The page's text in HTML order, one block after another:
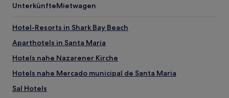
UnterkünfteMietwagen
Hotel-Resorts in Shark Bay Beach
Aparthotels in Santa Maria
Hotels nahe Nazarener Kirche
Hotels nahe Mercado municipal de Santa Maria
Sal Hotels